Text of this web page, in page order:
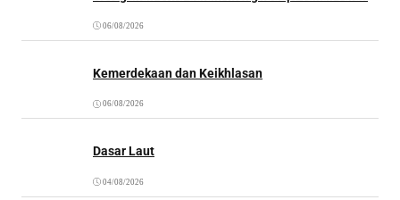
06/08/2026
Kemerdekaan dan Keikhlasan
06/08/2026
Dasar Laut
04/08/2026